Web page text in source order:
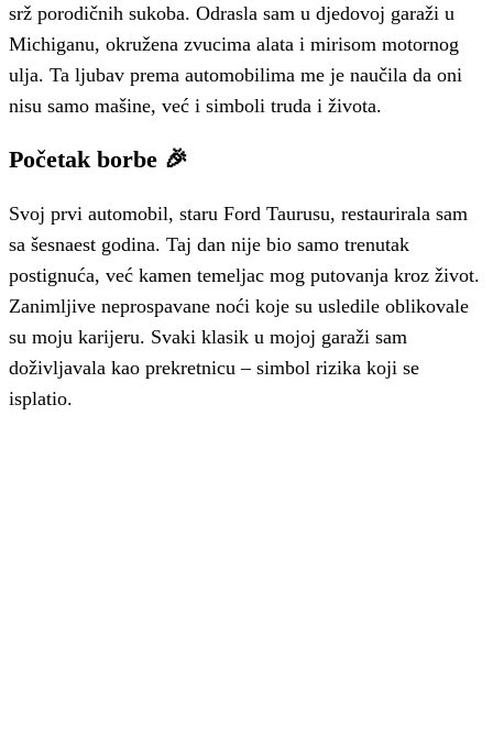
srž porodičnih sukoba. Odrasla sam u djedovoj garaži u
Michiganu, okružena zvucima alata i mirisom motornog
ulja. Ta ljubav prema automobilima me je naučila da oni
nisu samo mašine, već i simboli truda i života.
Početak borbe 🎉
Svoj prvi automobil, staru Ford Taurusu, restaurirala sam
sa šesnaest godina. Taj dan nije bio samo trenutak
postignuća, već kamen temeljac mog putovanja kroz život.
Zanimljive neprospavane noći koje su usledile oblikovale
su moju karijeru. Svaki klasik u mojoj garaži sam
doživljavala kao prekretnicu – simbol rizika koji se
isplatio.